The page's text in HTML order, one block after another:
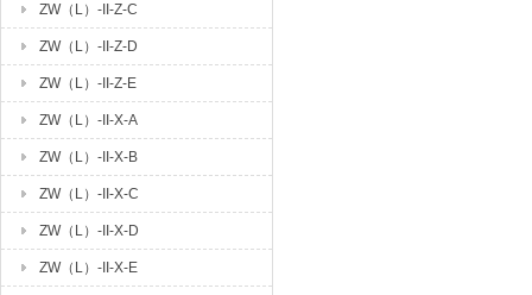
ZW（L）-II-Z-C
ZW（L）-II-Z-D
ZW（L）-II-Z-E
ZW（L）-II-X-A
ZW（L）-II-X-B
ZW（L）-II-X-C
ZW（L）-II-X-D
ZW（L）-II-X-E